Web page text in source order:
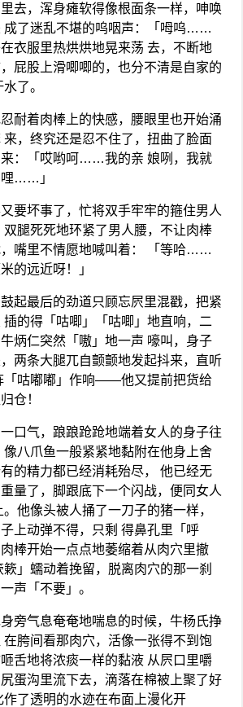
去，浑身瘫软得像根面条一样，呻唤
成了迷乱不堪的呜咽声：「呣呜……
衣服里热烘烘地晃来荡 去，不断地
屁股上滑唧唧的，也分不清是自家的
了。
耐着肉棒上的快感，腰眼里也开始涌
来，终究还是忍不住了，扭曲了脸面
来：「哎哟呵……我的亲 娘咧，我就
……」
要坏事了，忙将双手牢牢的箍住男人
腿死死地环紧了男人腰，不让肉棒
嘴里不情愿地喊叫着： 「等哈……
的远近呀！」
起最后的劲道只顾忘屄里混戳，把紧
的得「咕唧」「咕唧」地直响，二
炳仁突然「嗷」地一声 嚎叫，身子
两条大腿兀自颤颤地发起抖来，直听
「咕嘟嘟」作响——他又提前把货给
仓！
口气，踉踉跄跄地端着女人的身子往
像八爪鱼一般紧紧地黏附在他身上舍
的精力都已经消耗殆尽， 他已经无
量了，脚跟底下一个闪战，便同女人
他像头被人捅了一刀子的猪一样，
上动弹不得，只剩 得鼻孔里「呼
棒开始一点点地萎缩着从肉穴里撤
」蠕动着挽留，脱离肉穴的那一刹
声「不要」。
旁气息奄奄地喘息的时候，牛杨氏挣
在胯间看那肉穴，活像一张得不到饱
舌地将浓痰一样的黏液 从屄口里嚼
蛋沟里流下去，滴落在棉被上聚了好
作了透明的水迹在布面上漫化开